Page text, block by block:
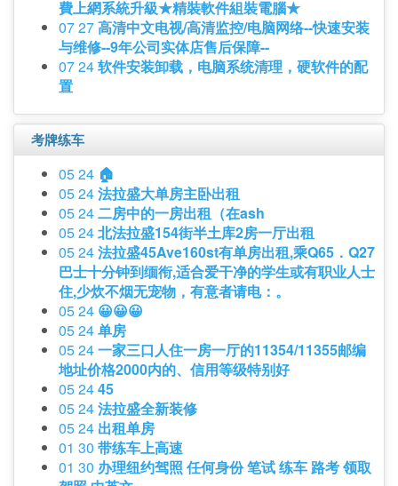
費上網系統升級★精裝軟件組裝電腦★
07 27高清中文电视/高清监控/电脑网络--快速安装
与维修--9年公司实体店售后保障--
07 24软件安装卸载，电脑系统清理，硬软件的配
置
考牌练车
05 24 🏠
05 24法拉盛大单房主卧出租
05 24二房中的一房出租（在ash
05 24北法拉盛154街半土库2房一厅出租
05 24法拉盛45Ave160st有单房出租,乘Q65．Q27
巴士十分钟到缅衔,适合爱干净的学生或有职业人士
住,少炊不烟无宠物，有意者请电：。
05 24 😀😀😀
05 24单房
05 24一家三口人住一房一厅的11354/11355邮编
地址价格2000内的、信用等级特别好
05 2445
05 24法拉盛全新装修
05 24 出租单房
01 30 带练车上高速
01 30 办理纽约驾照 任何身份 笔试 练车 路考 领取